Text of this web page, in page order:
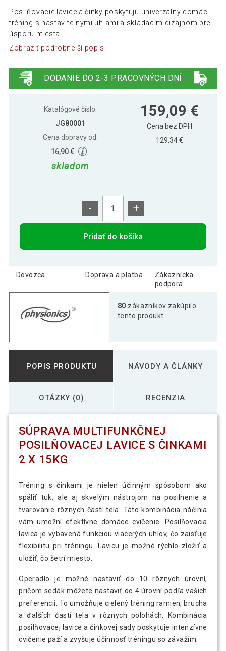
Posilňovacie lavice a činky poskytujú univerzálny domáci
tréning s nastaviteľnými uhlami a skladacím dizajnom pre
úsporu miesta.
Zobraziť podrobnejší popis
DODANIE DO 2-3 PRACOVNÝCH DNÍ
Katalógové číslo:
JG80001
Cena dopravy od:
16,90 €
skladom
159,09 €
Cena bez DPH
129,34 €
- +
Pridať do košíka
Dovozca Doprava a platba
Zákaznícka
podpora
80 zákazníkov zakúpilo
tento produkt
POPIS PRODUKTU NÁVODY A ČLÁNKY
OTÁZKY (0) RECENZIA
SÚPRAVA MULTIFUNKČNEJ
POSILŇOVACEJ LAVICE S ČINKAMI
2 X 15KG
Tréning s činkami je nielen účinným spôsobom ako
spáliť tuk, ale aj skvelým nástrojom na posilnenie a
tvarovanie rôznych častí tela. Táto kombinácia náčinia
vám umožní efektívne domáce cvičenie. Posilňovacia
lavica je vybavená funkciou viacerých uhlov, čo zaisťuje
flexibilitu pri tréningu. Lavicu je možné rýchlo zložiť a
uložiť, čo šetrí miesto.
Operadlo je možné nastaviť do 10 rôznych úrovní,
pričom sedák môžete nastaviť do 4 úrovní podľa vašich
preferencií. To umožňuje cielený tréning ramien, brucha
a ďalších častí tela v rôznych polohách. Kombinácia
posilňovacej lavice a činkovej sady poskytuje intenzívne
cvičenie paží a zvyšuje účinnosť tréningu so závažím.